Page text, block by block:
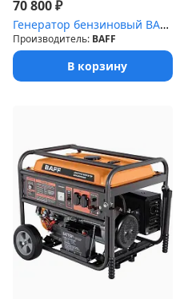
70 800₽
Генератор бензиновый BAFF GB 5500 EC
Производитель: BAFF
В корзину